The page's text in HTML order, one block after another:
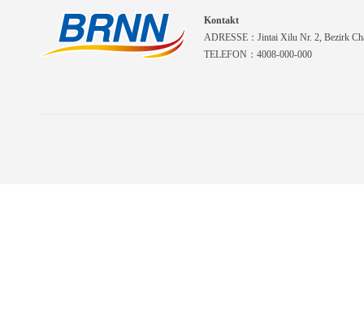
Kontakt
ADRESSE：Jintai Xilu Nr. 2, Bezirk
TELEFON：4008-000-000